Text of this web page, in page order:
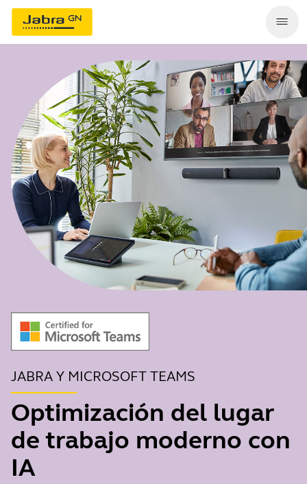
JABRA Y MICROSOFT TEAMS
Optimización del lugar
de trabajo moderno con
IA